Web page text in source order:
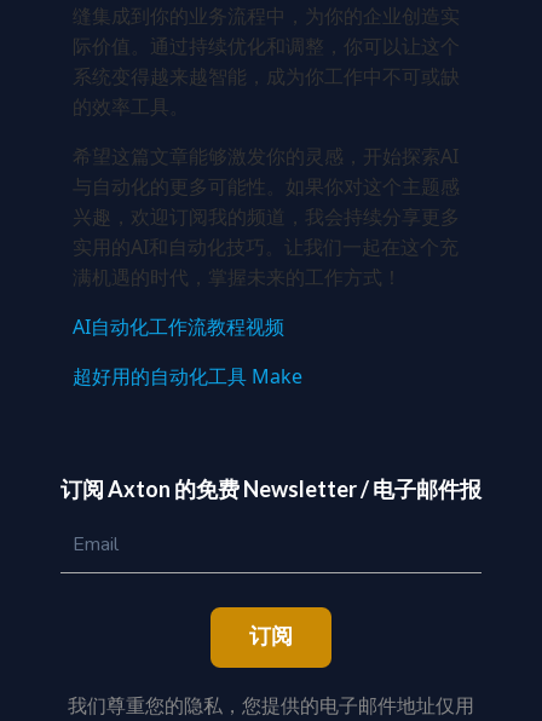
缝集成到你的业务流程中，为你的企业创造实
际价值。通过持续优化和调整，你可以让这个
系统变得越来越智能，成为你工作中不可或缺
的效率工具。
希望这篇文章能够激发你的灵感，开始探索AI
与自动化的更多可能性。如果你对这个主题感
兴趣，欢迎订阅我的频道，我会持续分享更多
实用的AI和自动化技巧。让我们一起在这个充
满机遇的时代，掌握未来的工作方式！
AI自动化工作流教程视频
超好用的自动化工具 Make
订阅 Axton 的免费 Newsletter / 电子邮件报
订阅
我们尊重您的隐私，您提供的电子邮件地址仅用